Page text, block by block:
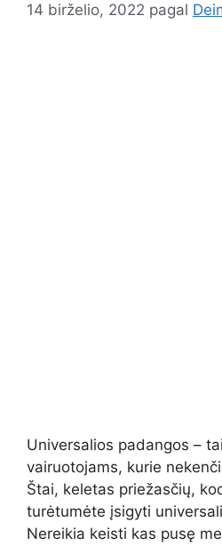
14 birželio, 2022 pagal
Universalios padangos –
vairuotojams, kurie
Štai, keletas priežasčių,
turėtumėte įsigyti
Nereikia keisti kas pusę